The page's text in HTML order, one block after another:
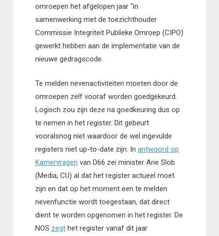
omroepen het afgelopen jaar “in
samenwerking met de toezichthouder
Commissie Integriteit Publieke Omroep (CIPO)
gewerkt hebben aan de implementatie van de
nieuwe gedragscode.
Te melden nevenactiviteiten moeten door de
omroepen zelf vooraf worden goedgekeurd.
Logisch zou zijn deze na goedkeuring dus op
te nemen in het register. Dit gebeurt
vooralsnog niet waardoor de wel ingevulde
registers niet up-to-date zijn. In antwoord op
Kamervragen van D66 zei minister Arie Slob
(Media, CU) al dat het register actueel moet
zijn en dat op het moment een te melden
nevenfunctie wordt toegestaan, dat direct
dient te worden opgenomen in het register. De
NOS zegthet register vanaf dit jaar